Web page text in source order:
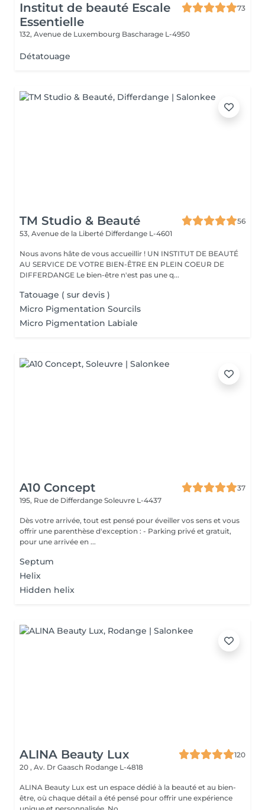
Institut de beauté Escale
Essentielle
73
132, Avenue de Luxembourg Bascharage L-4950
Détatouage
TM Studio & Beauté
56
53, Avenue de la Liberté Differdange L-4601
Nous avons hâte de vous accueillir ! UN INSTITUT DE BEAUTÉ
AU SERVICE DE VOTRE BIEN-ÊTRE EN PLEIN COEUR DE
DIFFERDANGE Le bien-être n'est pas une q...
Tatouage ( sur devis )
Micro Pigmentation Sourcils
Micro Pigmentation Labiale
A10 Concept
37
195, Rue de Differdange Soleuvre L-4437
Dès votre arrivée, tout est pensé pour éveiller vos sens et vous
offrir une parenthèse d'exception : - Parking privé et gratuit,
pour une arrivée en ...
Septum
Helix
Hidden helix
ALINA Beauty Lux
120
20 , Av. Dr Gaasch Rodange L-4818
ALINA Beauty Lux est un espace dédié à la beauté et au bien-
être, où chaque détail a été pensé pour offrir une expérience